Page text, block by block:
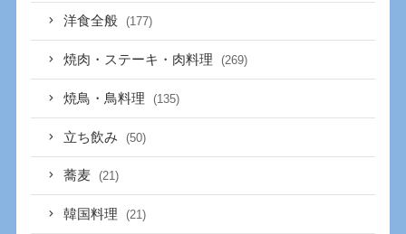
洋食全般 (177)
焼肉・ステーキ・肉料理 (269)
焼鳥・鳥料理 (135)
立ち飲み (50)
蕎麦 (21)
韓国料理 (21)